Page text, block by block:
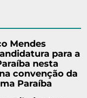
Mendes
para a
nesta
convenção da
Paraíba